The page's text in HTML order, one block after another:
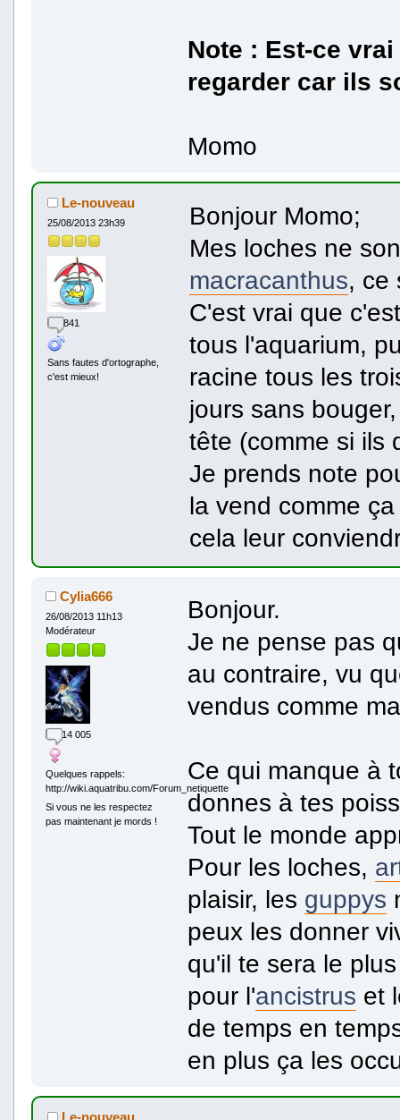
Note : Est-ce
regarder car ils
Momo
Le-nouveau
25/08/2013 23h39
841
Sans fautes d'ortographe,
c'est mieux!
Bonjour Momo;
Mes loches ne
macracanthus, ce
C'est vrai que
tous l'aquarium,
racine tous les
jours sans
tête (comme si ils
Je prends note
la vend comme
cela leur
Cylia666
26/08/2013 11h13
Modérateur
14 005
Quelques rappels:
http://wiki.aquatribu.com/Forum_netiquette
Si vous ne les respectez
pas maintenant je mords !
Bonjour.
Je ne pense pas
au contraire, vu
vendus comme
Ce qui manque à
donnes à tes
Tout le monde
Pour les loches,
plaisir, les guppys
peux les donner
qu'il te sera le
pour l'ancistrus et
de temps en
en plus ça les